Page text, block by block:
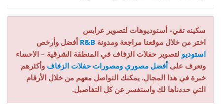
سكينه تقي- أستوديوهات لتصوير عرايس
اختر من خلال موقعنا مراجعة ومدونة R&B أفضل وأرخص
استوديو لتصوير حفلات الزفاف في المنطقة الشرقية – الاحساء
وتعرف على أفضل مصوري ومصورات حفلات الزفاف وأكثرهم
خبرة في هذا المجال. يمكنك التواصل معهم من خلال الأرقام
التي حددناها لك واستفسر عن كل التفاصيل.